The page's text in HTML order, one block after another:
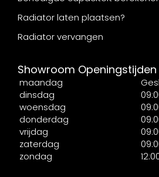
Radiator laten plaatsen?
Radiator vervangen
Showroom Openingstijden
maandag
dinsdag
woensdag
donderdag
vrijdag
zaterdag
zondag